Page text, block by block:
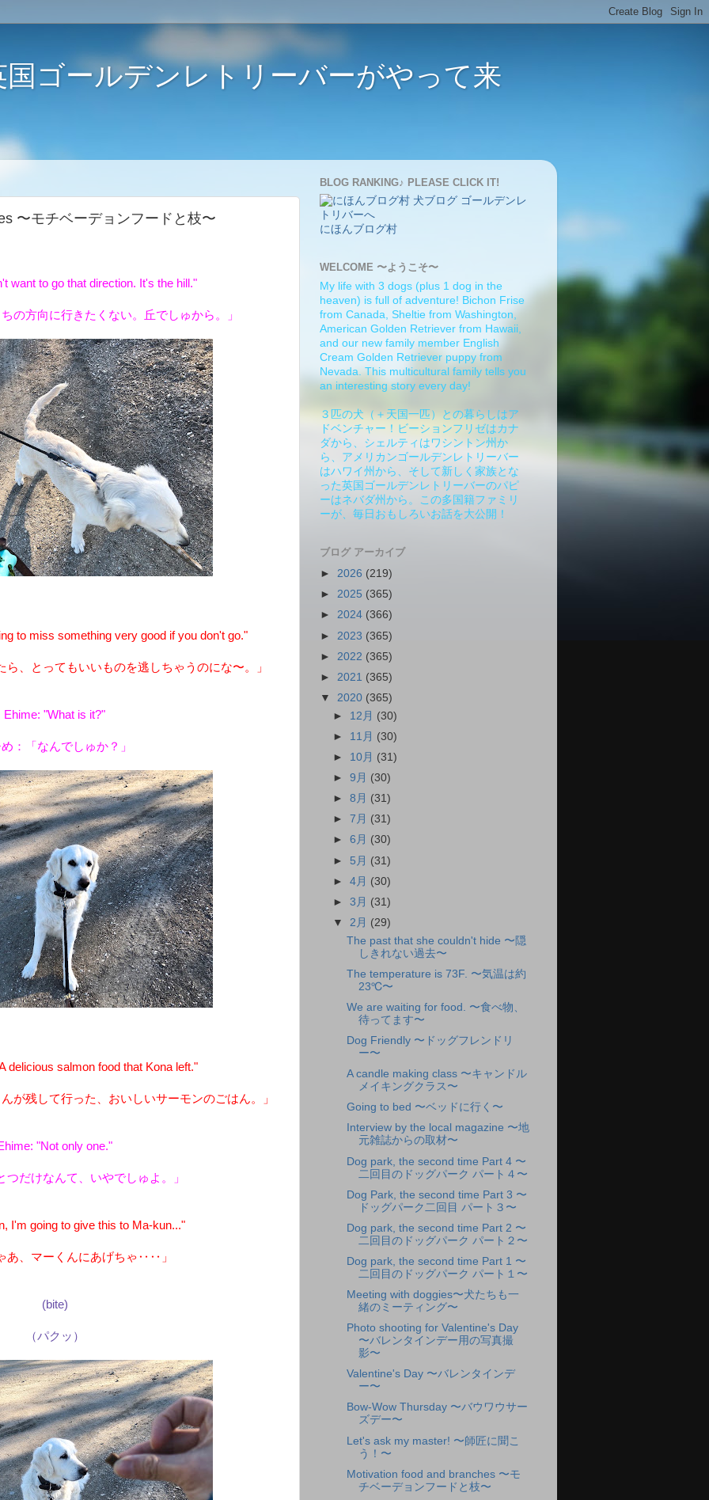
ゴールデンレトリーバーがやって来
〜モチベーデョンフードと枝〜
want to go that direction. It's the hill."
の方向に行きたくない。丘でしゅから。」
to miss something very good if you don't go."
、とってもいいものを逃しちゃうのにな〜。」
Ehime: "What is it?"
：「なんでしゅか？」
delicious salmon food that Kona left."
が残して行った、おいしいサーモンのごはん。」
"Not only one."
つだけなんて、いやでしゅよ。」
I'm going to give this to Ma-kun..."
あ、マーくんにあげちゃ‥‥」
(bite)
（パクッ）
BLOG RANKING♪ PLEASE CLICK IT!
にほんブログ村
WELCOME 〜ようこそ〜
My life with 3 dogs (plus 1 dog in the
heaven) is full of adventure! Bichon Frise
from Canada, Sheltie from Washington,
American Golden Retriever from Hawaii,
and our new family member English
Cream Golden Retriever puppy from
Nevada. This multicultural family tells you
an interesting story every day!
３匹の犬（＋天国一匹）との暮らしはア
ドベンチャー！ビーションフリゼはカナ
ダから、シェルティはワシントン州か
ら、アメリカンゴールデンレトリーバー
はハワイ州から、そして新しく家族とな
った英国ゴールデンレトリーバーのパピ
ーはネバダ州から。この多国籍ファミリ
ーが、毎日おもしろいお話を大公開！
ブログ アーカイブ
► 2026 (219)
► 2025 (365)
► 2024 (366)
► 2023 (365)
► 2022 (365)
► 2021 (365)
▼ 2020 (365)
► 12月 (30)
► 11月 (30)
► 10月 (31)
►9月 (30)
►8月 (31)
►7月 (31)
►6月 (30)
► 5月 (31)
►4月 (30)
►3月 (31)
▼ 2月 (29)
The past that she couldn't hide 〜隠
しきれない過去〜
The temperature is 73F. 〜気温は約
23℃〜
We are waiting for food. 〜食べ物、
待ってます〜
Dog Friendly 〜ドッグフレンドリ
ー〜
A candle making class 〜キャンドル
メイキングクラス〜
Going to bed 〜ベッドに行く〜
Interview by the local magazine 〜地
元雑誌からの取材〜
Dog park, the second time Part 4 〜
二回目のドッグパーク パート４〜
Dog Park, the second time Part 3 〜
ドッグパーク二回目 パート３〜
Dog park, the second time Part 2 〜
二回目のドッグパーク パート２〜
Dog park, the second time Part 1 〜
二回目のドッグパーク パート１〜
Meeting with doggies〜犬たちも一
緒のミーティング〜
Photo shooting for Valentine's Day
〜バレンタインデー用の写真撮
影〜
Valentine's Day 〜バレンタインデ
ー〜
Bow-Wow Thursday 〜バウワウサー
ズデー〜
Let's ask my master! 〜師匠に聞こ
う！〜
Motivation food and branches 〜モ
チベーデョンフードと枝〜